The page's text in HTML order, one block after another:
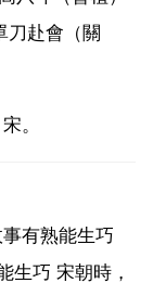
刀赴會（關
。
有熟能生巧
生巧 宋朝時，